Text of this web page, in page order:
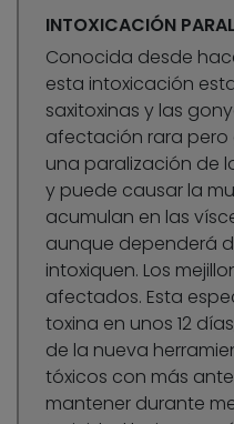
INTOXICACIÓN
Conocida desde
esta intoxicación
saxitoxinas y las
afectación rara
una paralización de
y puede causar la
acumulan en las
aunque dependerá
intoxiquen. Los
afectados. Esta
toxina en unos 12
de la nueva
tóxicos con más
mantener durante